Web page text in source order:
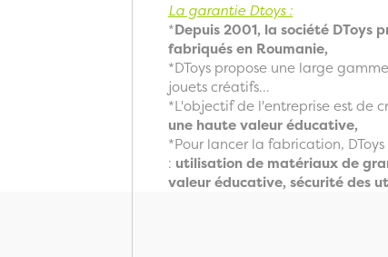
La garantie Dtoys :
*Depuis 2001, la société DToys
fabriqués en Roumanie,
*DToys propose une large
jouets créatifs...
*L'objectif de l'entreprise est de
une haute valeur éducative,
*Pour lancer la fabrication,
: utilisation de matériaux de
valeur éducative, sécurité des